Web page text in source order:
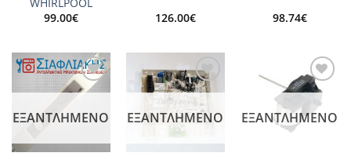
WHIRLPOOL
99.00€
126.00€
98.74€
Add to
ΕΞΑΝΤΛΗΜΈΝΟ
Add to
wishlist
ΕΞΑΝΤΛΗΜΈΝΟ
Add to
wishlist
ΕΞΑΝΤΛΗΜΈΝΟ